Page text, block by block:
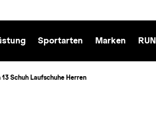
Sportarten Marken RUN
Schuh Laufschuhe Herren